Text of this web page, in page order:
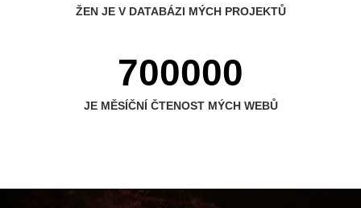
ŽEN JE V DATABÁZI MÝCH PROJEKTŮ
700000
JE MĚSÍČNÍ ČTENOST MÝCH WEBŮ